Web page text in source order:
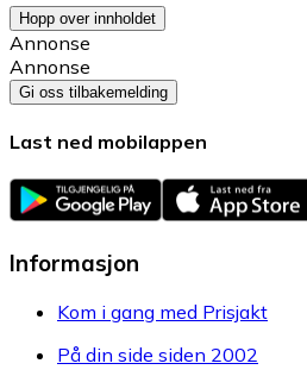
Hopp over innholdet
Annonse
Annonse
Gi oss tilbakemelding
Last ned mobilappen
Informasjon
Kom i gang med Prisjakt
På din side siden 2002